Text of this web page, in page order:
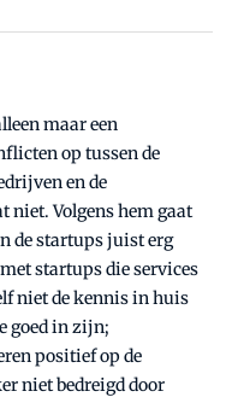
maar een
op tussen de
en de
niet. Volgens hem gaat
de startups juist erg
startups die services
niet de kennis in huis
goed in zijn;
positief op de
niet bedreigd door